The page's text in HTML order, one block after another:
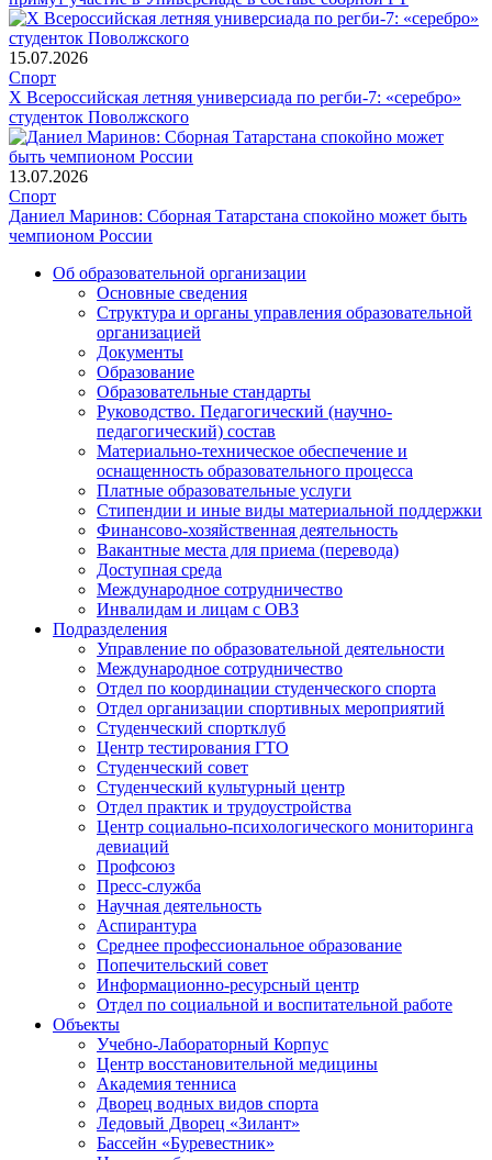
15.07.2026
Спорт
Х Всероссийская летняя универсиада по регби-7: «серебро»
студенток Поволжского
13.07.2026
Спорт
Даниел Маринов: Сборная Татарстана спокойно может быть
чемпионом России
Подвал
Об образовательной организации
Основные сведения
Структура и органы управления образовательной
организацией
Документы
Образование
Образовательные стандарты
Руководство. Педагогический (научно-
педагогический) состав
Материально-техническое обеспечение и
оснащенность образовательного процесса
Платные образовательные услуги
Стипендии и иные виды материальной поддержки
Финансово-хозяйственная деятельность
Вакантные места для приема (перевода)
Доступная среда
Международное сотрудничество
Инвалидам и лицам с ОВЗ
Подразделения
Управление по образовательной деятельности
Международное сотрудничество
Отдел по координации студенческого спорта
Отдел организации спортивных мероприятий
Студенческий спортклуб
Центр тестирования ГТО
Студенческий совет
Студенческий культурный центр
Отдел практик и трудоустройства
Центр социально-психологического мониторинга
девиаций
Профсоюз
Пресс-служба
Научная деятельность
Аспирантура
Среднее профессиональное образование
Попечительский совет
Информационно-ресурсный центр
Отдел по социальной и воспитательной работе
Объекты
Учебно-Лабораторный Корпус
Центр восстановительной медицины
Академия тенниса
Дворец водных видов спорта
Ледовый Дворец «Зилант»
Бассейн «Буревестник»